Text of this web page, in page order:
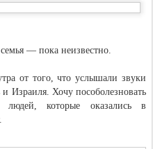
— пока неизвестно.
от того, что услышали звуки
Израиля. Хочу пособолезновать
которые оказались в